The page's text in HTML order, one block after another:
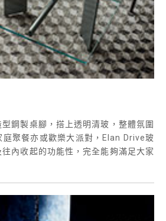
鋼製桌腳，搭上透明清玻，整體氛圍
聚餐亦或歡樂大派對，Elan Drive玻
內收起的功能性，完全能夠滿足大家